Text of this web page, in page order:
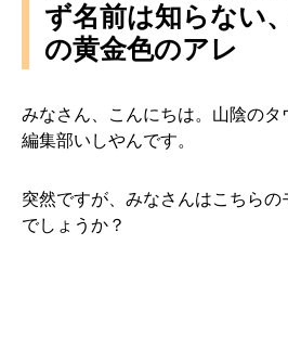
ず名前は知らない
の黄金色のアレ
みなさん、こんにちは。山陰のタ
編集部いしやんです。
突然ですが、みなさんはこちら
でしょうか？